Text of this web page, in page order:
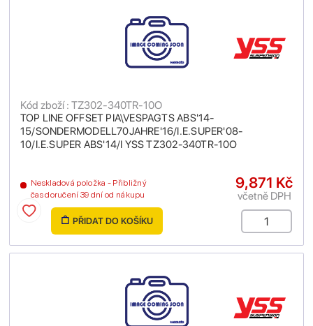
TOP LINE OFFSET PIA\VESPAGTS ABS'14-
15/SONDERMODELL70JAHRE'16/I.E.SUPER'08-
10/I.E.SUPER ABS'14/I YSS TZ302-340TR-10O
Kód zboží : TZ302-340TR-10O
Neskladová položka - Přibližný
čas doručení 39 dní od nákupu
9,871 Kč
včetně DPH
PŘIDAT DO KOŠÍKU